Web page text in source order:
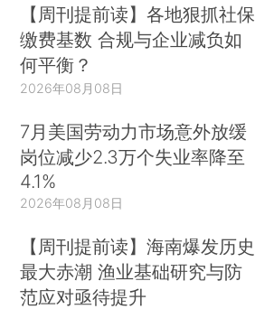
【周刊提前读】各地狠抓社保
缴费基数 合规与企业减负如
何平衡？
2026年08月08日
7月美国劳动力市场意外放缓
岗位减少2.3万个失业率降至
4.1%
2026年08月08日
【周刊提前读】海南爆发历史
最大赤潮 渔业基础研究与防
范应对亟待提升